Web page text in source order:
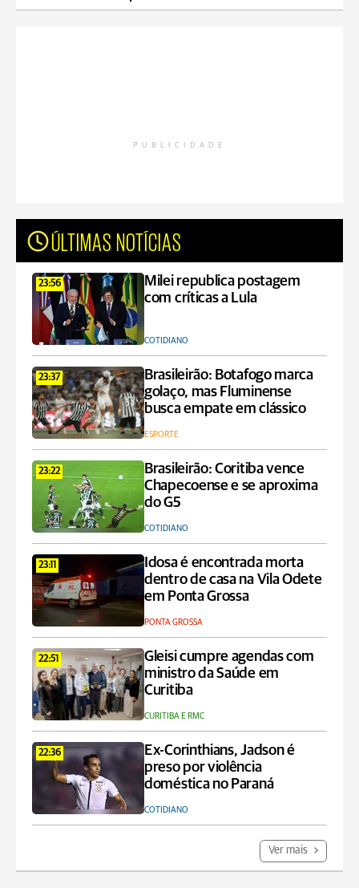
PUBLICIDADE
ÚLTIMAS NOTÍCIAS
23:56
Milei republica postagem
com críticas a Lula
COTIDIANO
23:37
Brasileirão: Botafogo marca
golaço, mas Fluminense
busca empate em clássico
ESPORTE
23:22
Brasileirão: Coritiba vence
Chapecoense e se aproxima
do G5
COTIDIANO
23:11
Idosa é encontrada morta
dentro de casa na Vila Odete
em Ponta Grossa
PONTA GROSSA
22:51
Gleisi cumpre agendas com
ministro da Saúde em
Curitiba
CURITIBA E RMC
22:36
Ex-Corinthians, Jadson é
preso por violência
doméstica no Paraná
COTIDIANO
Ver mais